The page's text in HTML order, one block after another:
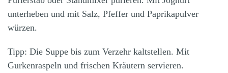
unterheben und mit Salz, Pfeffer und Paprikapulver
würzen.
Tipp: Die Suppe bis zum Verzehr kaltstellen. Mit
Gurkenraspeln und frischen Kräutern servieren.